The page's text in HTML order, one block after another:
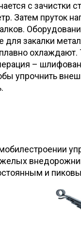
с зачистки
Затем пруток
закалки
охлаждают.
–
упрочнить
и